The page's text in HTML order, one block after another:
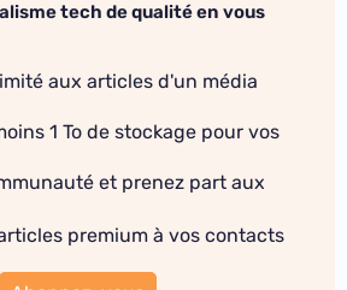
tech de qualité en vous
aux articles d'un média
1 To de stockage pour vos
et prenez part aux
premium à vos contacts